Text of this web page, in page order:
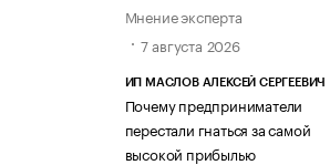
Мнение эксперта
7 августа 2026
ИП МАСЛОВ АЛЕКСЕЙ СЕРГЕЕВИЧ
Почему предприниматели
перестали гнаться за самой
высокой прибылью